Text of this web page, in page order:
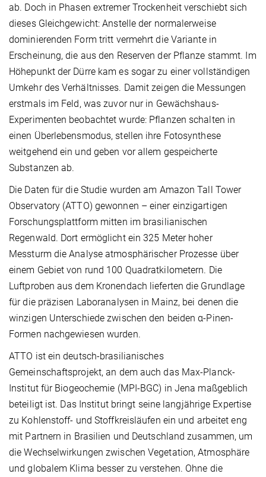
ab. Doch in Phasen extremer Trockenheit verschiebt sich
dieses Gleichgewicht: Anstelle der normalerweise
dominierenden Form tritt vermehrt die Variante in
Erscheinung, die aus den Reserven der Pflanze stammt. Im
Höhepunkt der Dürre kam es sogar zu einer vollständigen
Umkehr des Verhältnisses. Damit zeigen die Messungen
erstmals im Feld, was zuvor nur in Gewächshaus-
Experimenten beobachtet wurde: Pflanzen schalten in
einen Überlebensmodus, stellen ihre Fotosynthese
weitgehend ein und geben vor allem gespeicherte
Substanzen ab.
Die Daten für die Studie wurden am Amazon Tall Tower
Observatory (ATTO) gewonnen – einer einzigartigen
Forschungsplattform mitten im brasilianischen
Regenwald. Dort ermöglicht ein 325 Meter hoher
Messturm die Analyse atmosphärischer Prozesse über
einem Gebiet von rund 100 Quadratkilometern. Die
Luftproben aus dem Kronendach lieferten die Grundlage
für die präzisen Laboranalysen in Mainz, bei denen die
winzigen Unterschiede zwischen den beiden α-Pinen-
Formen nachgewiesen wurden.
ATTO ist ein deutsch-brasilianisches
Gemeinschaftsprojekt, an dem auch das Max-Planck-
Institut für Biogeochemie (MPI-BGC) in Jena maßgeblich
beteiligt ist. Das Institut bringt seine langjährige Expertise
zu Kohlenstoff- und Stoffkreisläufen ein und arbeitet eng
mit Partnern in Brasilien und Deutschland zusammen, um
die Wechselwirkungen zwischen Vegetation, Atmosphäre
und globalem Klima besser zu verstehen. Ohne die